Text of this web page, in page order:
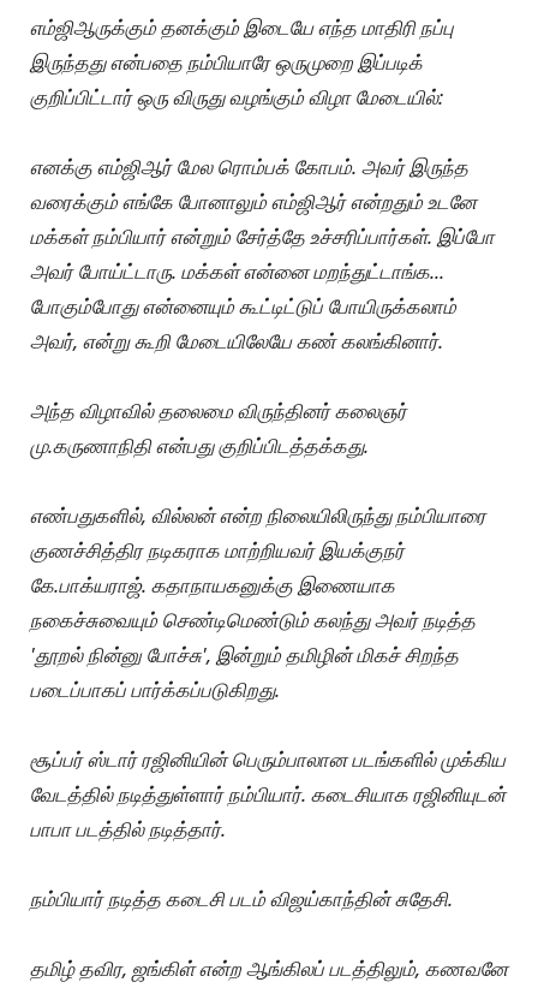
எம்ஜிஆருக்கும் தனக்கும் இடையே எந்த மாதிரி நப்பு
இருந்தது என்பதை நம்பியாரே ஒருமுறை இப்படிக்
குறிப்பிட்டார் ஒரு விருது வழங்கும் விழா மேடையில்:
எனக்கு எம்ஜிஆர் மேல ரொம்பக் கோபம். அவர் இருந்த
வரைக்கும் எங்கே போனாலும் எம்ஜிஆர் என்றதும் உடனே
மக்கள் நம்பியார் என்றும் சேர்த்தே உச்சரிப்பார்கள். இப்போ
அவர் போய்ட்டாரு. மக்கள் என்னை மறந்துட்டாங்க...
போகும்போது என்னையும் கூட்டிட்டுப் போயிருக்கலாம்
அவர், என்று கூறி மேடையிலேயே கண் கலங்கினார்.
அந்த விழாவில் தலைமை விருந்தினர் கலைஞர்
மு.கருணாநிதி என்பது குறிப்பிடத்தக்கது.
எண்பதுகளில், வில்லன் என்ற நிலையிலிருந்து நம்பியாரை
குணச்சித்திர நடிகராக மாற்றியவர் இயக்குநர்
கே.பாக்யராஜ். கதாநாயகனுக்கு இணையாக
நகைச்சுவையும் செண்டிமெண்டும் கலந்து அவர் நடித்த
'தூறல் நின்னு போச்சு', இன்றும் தமிழின் மிகச் சிறந்த
படைப்பாகப் பார்க்கப்படுகிறது.
சூப்பர் ஸ்டார் ரஜினியின் பெரும்பாலான படங்களில் முக்கிய
வேடத்தில் நடித்துள்ளார் நம்பியார். கடைசியாக ரஜினியுடன்
பாபா படத்தில் நடித்தார்.
நம்பியார் நடித்த கடைசி படம் விஜய்காந்தின் சுதேசி.
தமிழ் தவிர, ஜங்கிள் என்ற ஆங்கிலப் படத்திலும், கணவனே